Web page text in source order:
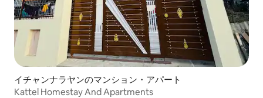
イチャンナラヤンのマンション・アパート
Kattel Homestay And Apartments